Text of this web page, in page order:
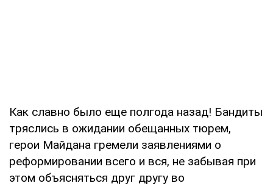
Как славно было еще полгода назад! Бандиты
тряслись в ожидании обещанных тюрем,
герои Майдана гремели заявлениями о
реформировании всего и вся, не забывая при
этом объясняться друг другу во